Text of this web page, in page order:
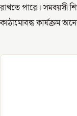
রাখতে পারে। সমবয়সী
কাঠামোবদ্ধ কার্যক্রম